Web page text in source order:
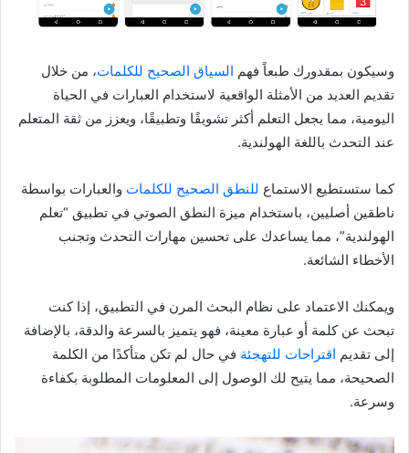
وسيكون بمقدورك طبعاً فهم السياق الصحيح للكلمات، من خلال
تقديم العديد من الأمثلة الواقعية لاستخدام العبارات في الحياة
اليومية، مما يجعل التعلم أكثر تشويقًا وتطبيقًا، ويعزز من ثقة المتعلم
عند التحدث باللغة الهولندية.
كما ستستطيع الاستماع للنطق الصحيح للكلمات والعبارات بواسطة
ناطقين أصليين، باستخدام ميزة النطق الصوتي في تطبيق “تعلم
الهولندية”، مما يساعدك على تحسين مهارات التحدث وتجنب
الأخطاء الشائعة.
ويمكنك الاعتماد على نظام البحث المرن في التطبيق، إذا كنت
تبحث عن كلمة أو عبارة معينة، فهو يتميز بالسرعة والدقة، بالإضافة
إلى تقديم اقتراحات للتهجئة في حال لم تكن متأكدًا من الكلمة
الصحيحة، مما يتيح لك الوصول إلى المعلومات المطلوبة بكفاءة
وسرعة.